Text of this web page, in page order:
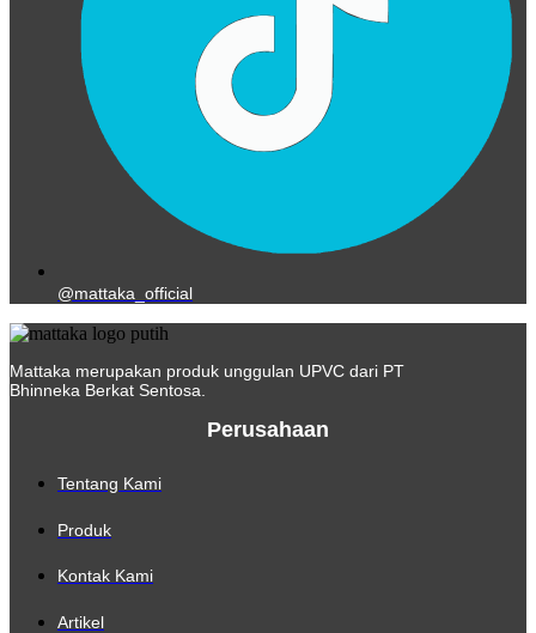
@mattaka_official
Mattaka merupakan produk unggulan UPVC dari PT
Bhinneka Berkat Sentosa.
Perusahaan
Tentang Kami
Produk
Kontak Kami
Artikel